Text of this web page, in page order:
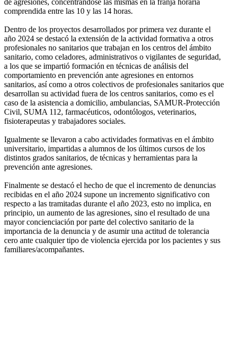
comprendida entre las 10 y las 14 horas.
Dentro de los proyectos desarrollados por primera vez durante el
año 2024 se destacó la extensión de la actividad formativa a otros
profesionales no sanitarios que trabajan en los centros del ámbito
sanitario, como celadores, administrativos o vigilantes de seguridad,
a los que se impartió formación en técnicas de análisis del
comportamiento en prevención ante agresiones en entornos
sanitarios, así como a otros colectivos de profesionales sanitarios que
desarrollan su actividad fuera de los centros sanitarios, como es el
caso de la asistencia a domicilio, ambulancias, SAMUR-Protección
Civil, SUMA 112, farmacéuticos, odontólogos, veterinarios,
fisioterapeutas y trabajadores sociales.
Igualmente se llevaron a cabo actividades formativas en el ámbito
universitario, impartidas a alumnos de los últimos cursos de los
distintos grados sanitarios, de técnicas y herramientas para la
prevención ante agresiones.
Finalmente se destacó el hecho de que el incremento de denuncias
recibidas en el año 2024 supone un incremento significativo con
respecto a las tramitadas durante el año 2023, esto no implica, en
principio, un aumento de las agresiones, sino el resultado de una
mayor concienciación por parte del colectivo sanitario de la
importancia de la denuncia y de asumir una actitud de tolerancia
cero ante cualquier tipo de violencia ejercida por los pacientes y sus
familiares/acompañantes.